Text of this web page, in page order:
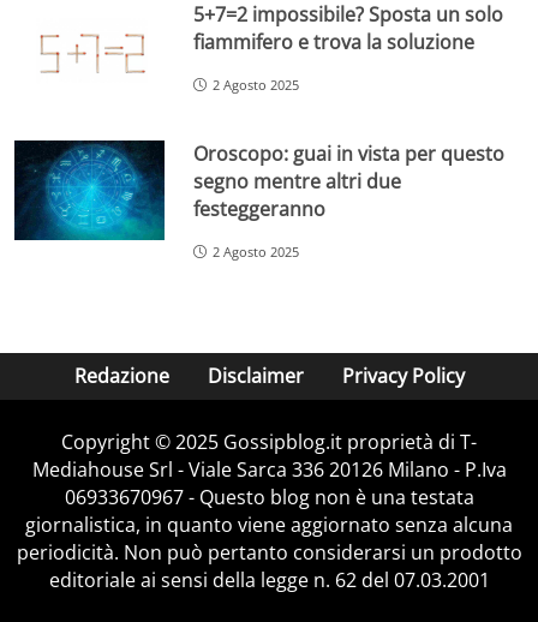
5+7=2 impossibile? Sposta un solo
fiammifero e trova la soluzione
2 Agosto 2025
Oroscopo: guai in vista per questo
segno mentre altri due
festeggeranno
2 Agosto 2025
Redazione Disclaimer Privacy Policy
Copyright © 2025 Gossipblog.it proprietà di T-
Mediahouse Srl - Viale Sarca 336 20126 Milano - P.Iva
06933670967 - Questo blog non è una testata
giornalistica, in quanto viene aggiornato senza alcuna
periodicità. Non può pertanto considerarsi un prodotto
editoriale ai sensi della legge n. 62 del 07.03.2001